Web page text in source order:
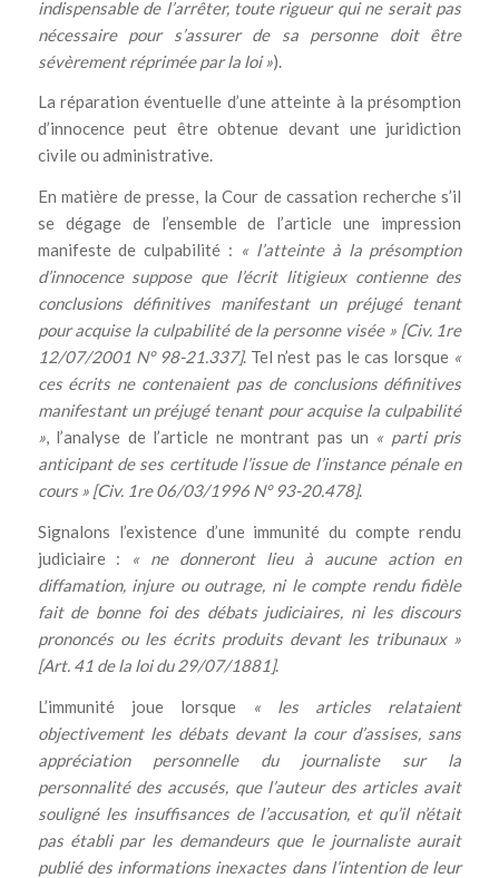
indispensable de l’arrêter, toute rigueur qui ne serait pas
nécessaire pour s’assurer de sa personne doit être
sévèrement réprimée par la loi »).
La réparation éventuelle d’une atteinte à la présomption
d’innocence peut être obtenue devant une juridiction
civile ou administrative.
En matière de presse, la Cour de cassation recherche s’il
se dégage de l’ensemble de l’article une impression
manifeste de culpabilité : « l’atteinte à la présomption
d’innocence suppose que l’écrit litigieux contienne des
conclusions définitives manifestant un préjugé tenant
pour acquise la culpabilité de la personne visée » [Civ. 1re
12/07/2001 N° 98-21.337]. Tel n’est pas le cas lorsque «
ces écrits ne contenaient pas de conclusions définitives
manifestant un préjugé tenant pour acquise la culpabilité
», l’analyse de l’article ne montrant pas un « parti pris
anticipant de ses certitude l’issue de l’instance pénale en
cours » [Civ. 1re 06/03/1996 N° 93-20.478].
Signalons l’existence d’une immunité du compte rendu
judiciaire : « ne donneront lieu à aucune action en
diffamation, injure ou outrage, ni le compte rendu fidèle
fait de bonne foi des débats judiciaires, ni les discours
prononcés ou les écrits produits devant les tribunaux »
[Art. 41 de la loi du 29/07/1881].
L’immunité joue lorsque
« les articles relataient
objectivement les débats devant la cour d’assises, sans
appréciation personnelle du journaliste sur la
personnalité des accusés, que l’auteur des articles avait
souligné les insuffisances de l’accusation, et qu’il n’était
pas établi par les demandeurs que le journaliste aurait
publié des informations inexactes dans l’intention de leur